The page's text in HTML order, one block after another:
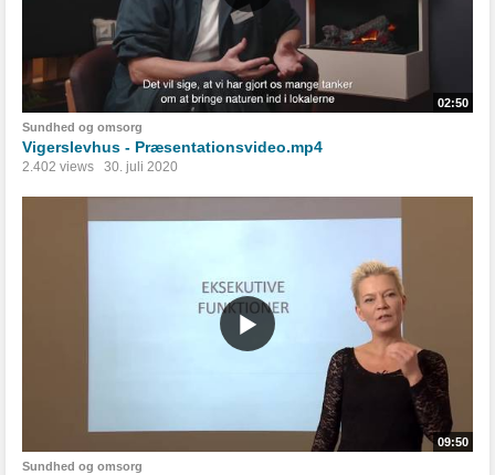
02:50
Sundhed og omsorg
Vigerslevhus - Præsentationsvideo.mp4
2.402 views 30. juli 2020
09:50
Sundhed og omsorg